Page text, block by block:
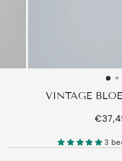
VINTAGE
3